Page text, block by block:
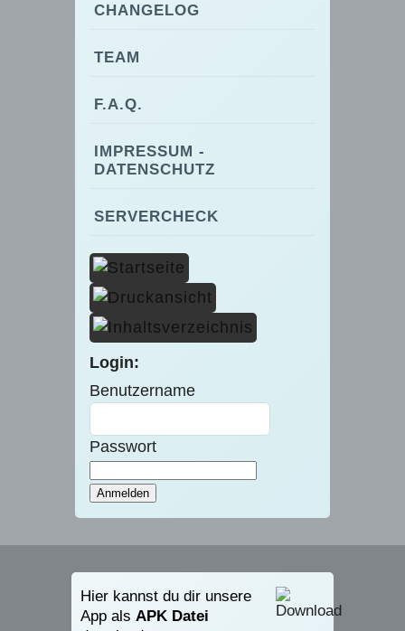
CHANGELOG
TEAM
F.A.Q.
IMPRESSUM -
DATENSCHUTZ
SERVERCHECK
Login:
Benutzername
Passwort
Hier kannst du dir unsere
App als APK Datei